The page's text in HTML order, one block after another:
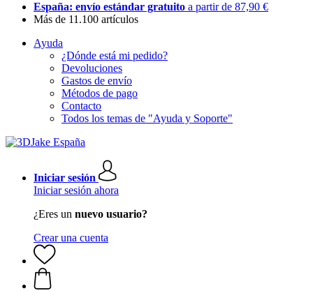
España: envío estándar gratuito a partir de 87,90 €
Más de 11.100 artículos
Ayuda
¿Dónde está mi pedido?
Devoluciones
Gastos de envío
Métodos de pago
Contacto
Todos los temas de "Ayuda y Soporte"
Iniciar sesión
Iniciar sesión ahora
¿Eres un nuevo usuario?
Crear una cuenta